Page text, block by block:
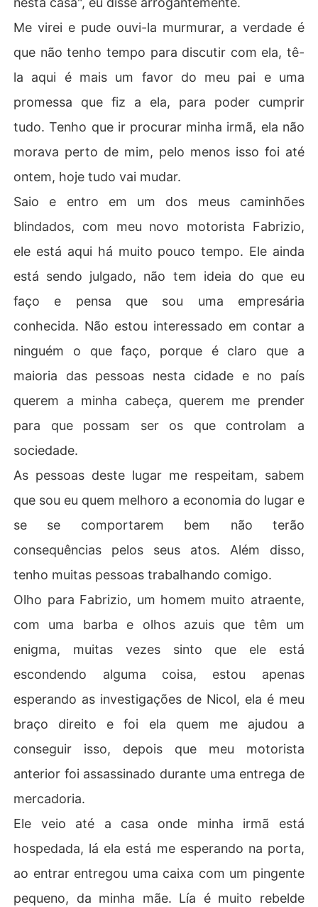
Me virei e pude ouvi-la murmurar, a verdade é
que não tenho tempo para discutir com ela, tê-
la aqui é mais um favor do meu pai e uma
promessa que fiz a ela, para poder cumprir
tudo. Tenho que ir procurar minha irmã, ela não
morava perto de mim, pelo menos isso foi até
ontem, hoje tudo vai mudar.
Saio e entro em um dos meus caminhões
blindados, com meu novo motorista Fabrizio,
ele está aqui há muito pouco tempo. Ele ainda
está sendo julgado, não tem ideia do que eu
faço e pensa que sou uma empresária
conhecida. Não estou interessado em contar a
ninguém o que faço, porque é claro que a
maioria das pessoas nesta cidade e no país
querem a minha cabeça, querem me prender
para que possam ser os que controlam a
sociedade.
As pessoas deste lugar me respeitam, sabem
que sou eu quem melhoro a economia do lugar e
se se comportarem bem não terão
consequências pelos seus atos. Além disso,
tenho muitas pessoas trabalhando comigo.
Olho para Fabrizio, um homem muito atraente,
com uma barba e olhos azuis que têm um
enigma, muitas vezes sinto que ele está
escondendo alguma coisa, estou apenas
esperando as investigações de Nicol, ela é meu
braço direito e foi ela quem me ajudou a
conseguir isso, depois que meu motorista
anterior foi assassinado durante uma entrega de
mercadoria.
Ele veio até a casa onde minha irmã está
hospedada, lá ela está me esperando na porta,
ao entrar entregou uma caixa com um pingente
pequeno, da minha mãe. Lía é muito rebelde